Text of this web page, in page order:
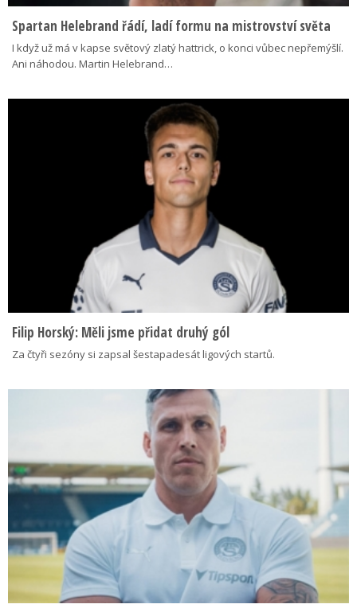
Spartan Helebrand řádí, ladí formu na mistrovství světa
I když už má v kapse světový zlatý hattrick, o konci vůbec nepřemýšlí.
Ani náhodou. Martin Helebrand…
Filip Horský: Měli jsme přidat druhý gól
Za čtyři sezóny si zapsal šestapadesát ligových startů.